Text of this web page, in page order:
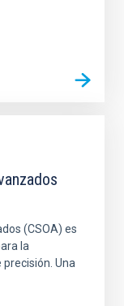
(CSOA) es
la
Una